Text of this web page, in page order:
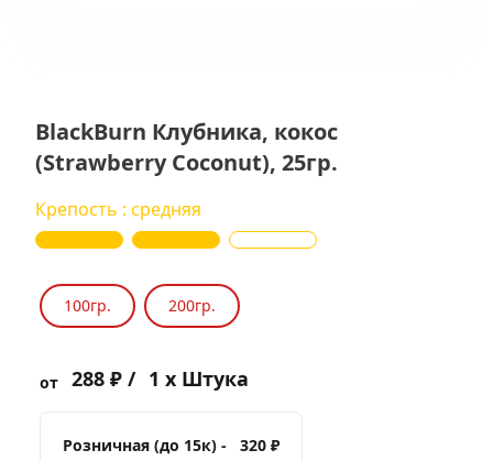
BlackBurn Клубника, кокос
(Strawberry Coconut), 25гр.
Крепость : средняя
100гр. 200гр.
от 288 ₽ / 1 x Штука
Розничная (до 15к) -
320 ₽